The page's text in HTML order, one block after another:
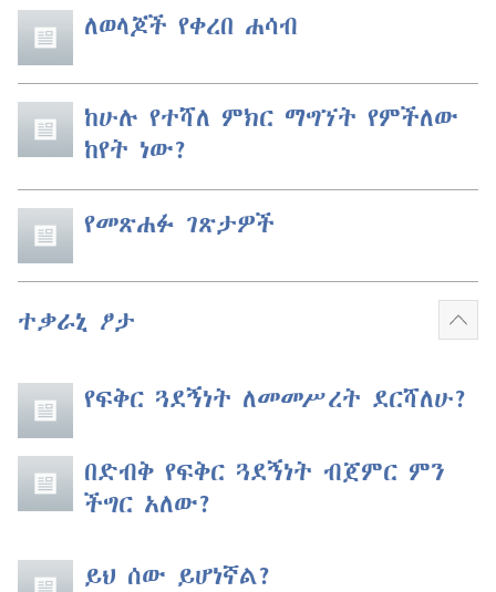
ለወላጆች የቀረበ ሐሳብ
ከሁሉ የተሻለ ምክር ማግኘት የምችለው
ከየት ነው?
የመጽሐፉ ገጽታዎች
ተቃራኒ ፆታ
የፍቅር ጓደኝነት ለመመሥረት ደርሻለሁ?
በድብቅ የፍቅር ጓደኝነት ብጀምር ምን
ችግር አለው?
ይህ ሰው ይሆነኛል?